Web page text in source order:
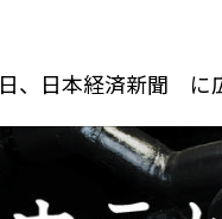
日、日本経済新聞 に